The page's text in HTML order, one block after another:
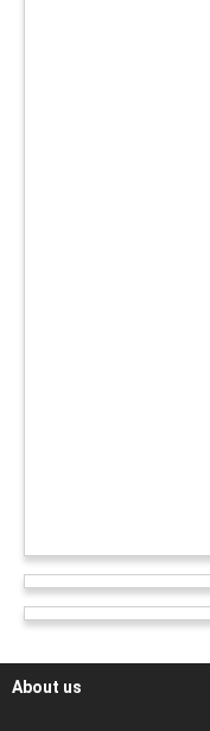
About us